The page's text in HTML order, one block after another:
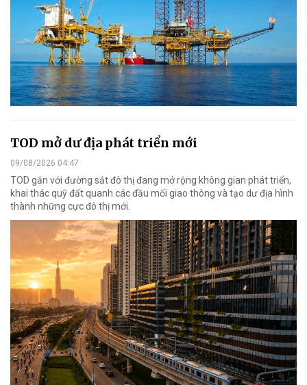
TOD mở dư địa phát triển mới
09/08/2026 04:47
TOD gắn với đường sắt đô thị đang mở rộng không gian phát triển,
khai thác quỹ đất quanh các đầu mối giao thông và tạo dư địa hình
thành những cực đô thị mới.